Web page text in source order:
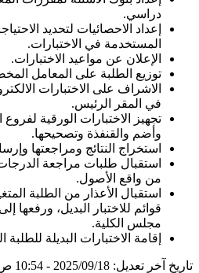
دراسي.
إعداد الاحصائيات لتحديد
المستخدمة في الاختبارات.
الإعلان عن مواعيد الاختبارات.
توزيع الطلبة على المعامل
الاشراف على الاختبارات
في المقر الرئيس.
تجهيز الاختبارات الورقية
وأضم والقنفذة وتصحيحها.
استخراج النتائج ومراجعتها
استقبال طلبات مراجعة
من واقع الأصول.
استقبال الأعذار من الطلبة
قوائم للاختبار البديل، ورفعها
مجلس الكلية.
إقامة الاختبارات البديلة للطلبة
تاريخ آخر تعديل: 2025/09/18 - 10:54 ص بتوقيت السعودية